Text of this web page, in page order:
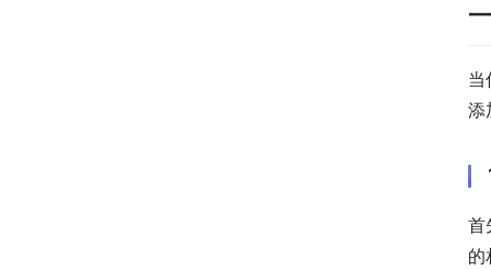
当
添
首
的